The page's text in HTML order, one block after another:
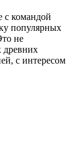
с командой
популярных
не
древних
с интересом